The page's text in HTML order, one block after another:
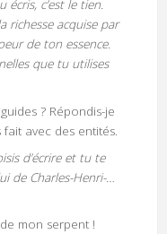
c’est le tien.
richesse acquise par
de ton essence.
que tu utilises
? Répondis-je
avec des entités.
d’écrire et tu te
de Charles-Henri-…
mon serpent !